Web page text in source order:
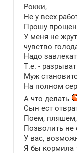
б
щ
н
и
Рокки,
Не у всех
Прошу
У меня не
чувство
Надо
Т.е. -
Муж
На полном
А что делать
Сын ест
Поем, пляшем,
Позволить не
У вас,
Я бы кормила